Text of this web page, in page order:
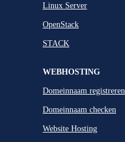
Linux Server
OpenStack
STACK
WEBHOSTING
Domeinnaam registreren
Domeinnaam checken
Website Hosting